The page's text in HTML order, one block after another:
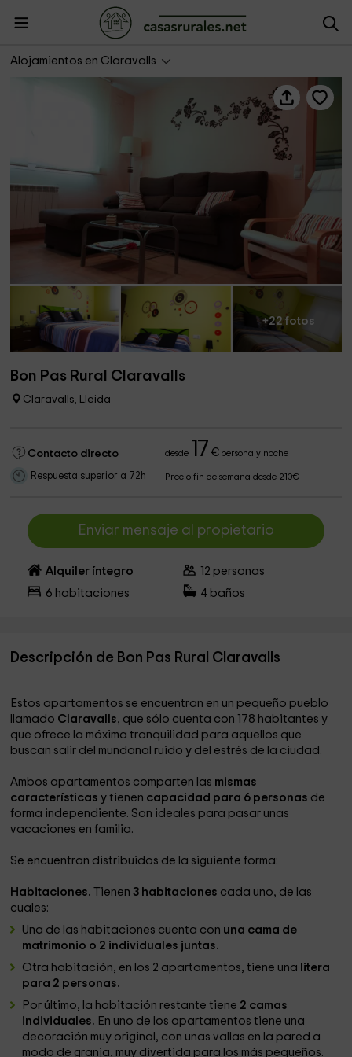
Alojamientos en Claravalls
Bon Pas Rural Claravalls
+22 fotos
Bon Pas Rural Claravalls
Claravalls, Lleida
Contacto directo desde 17 €persona y noche
Respuesta superior a 72h Precio fin de semana desde 210€
Enviar mensaje al propietario
Alquiler íntegro 12 personas
6 habitaciones 4 baños
Descripción de Bon Pas Rural Claravalls
Estos apartamentos se encuentran en un pequeño pueblo
llamado Claravalls, que sólo cuenta con 178 habitantes y
que ofrece la máxima tranquilidad para aquellos que
buscan salir del mundanal ruido y del estrés de la ciudad.
Ambos apartamentos comparten las mismas
características y tienen capacidad para 6 personas de
forma independiente. Son ideales para pasar unas
vacaciones en familia.
Se encuentran distribuidos de la siguiente forma:
Habitaciones. Tienen3 habitaciones cada uno, de las
cuales:
Una de las habitaciones cuenta con una cama de
matrimonio o 2 individuales juntas.
Otra habitación, en los 2 apartamentos, tiene una litera
para 2 personas.
Por último, la habitación restante tiene 2 camas
individuales. En uno de los apartamentos tiene una
decoración muy original, con unas vallas en la pared a
modo de granja, muy divertida para los más pequeños.